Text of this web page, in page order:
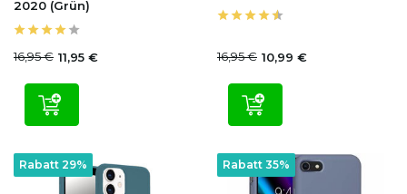
2020 (Grün)
16,95 € 11,95 € 16,95 € 10,99 €
Rabatt 29% Rabatt 35%